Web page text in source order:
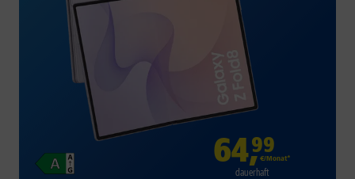
64,99
€/Monat*
dauerhaft